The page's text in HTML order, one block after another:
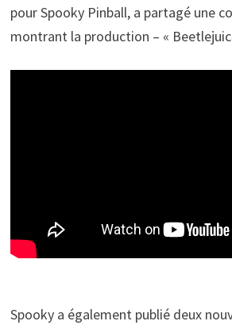
pour Spooky Pinball, a partagé une
montrant la production – «
Spooky a également publié deux